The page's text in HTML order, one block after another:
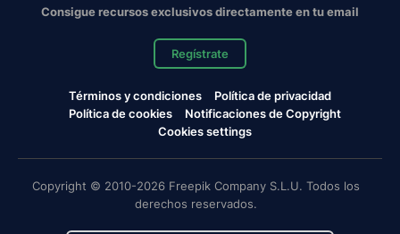
Consigue recursos exclusivos directamente en tu email
Regístrate
Términos y condiciones
Política de privacidad
Política de cookies
Notificaciones de Copyright
Cookies settings
Copyright © 2010-2026 Freepik Company S.L.U. Todos los
derechos reservados.